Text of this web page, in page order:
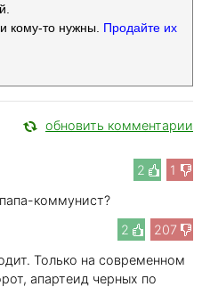
кому-то нужны. Продайте их
обновить комментарии
2 1
коммунист?
2
207
Только на современном
апартеид черных по